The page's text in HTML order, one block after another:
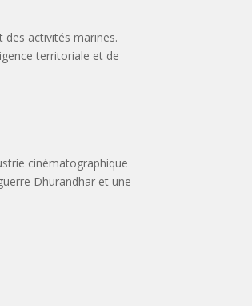
activités marines.
territoriale et de
cinématographique
Dhurandhar et une